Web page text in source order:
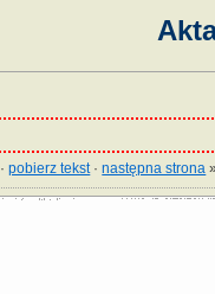
·pobierz tekst·następna strona »